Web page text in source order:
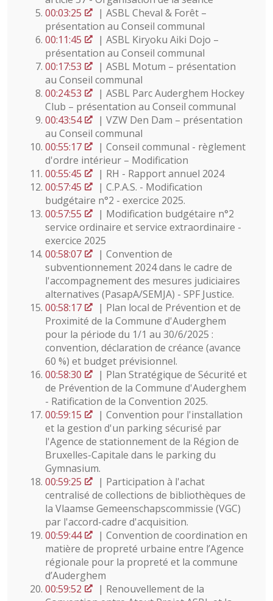
00:03:25
| ASBL Cheval & Forêt –
présentation au Conseil communal
00:11:45
| ASBL Kiryoku Aiki Dojo –
présentation au Conseil communal
00:17:53
| ASBL Motum – présentation
au Conseil communal
00:24:53
| ASBL Parc Auderghem Hockey
Club – présentation au Conseil communal
00:43:54
| VZW Den Dam – présentation
au Conseil communal
00:55:17
| Conseil communal - règlement
d'ordre intérieur – Modification
00:55:45
| RH - Rapport annuel 2024
00:57:45
| C.P.A.S. - Modification
budgétaire n°2 - exercice 2025.
00:57:55
| Modification budgétaire n°2
service ordinaire et service extraordinaire -
exercice 2025
00:58:07
| Convention de
subventionnement 2024 dans le cadre de
l'accompagnement des mesures judiciaires
alternatives (PasapA/SEMJA) - SPF Justice.
00:58:17
| Plan local de Prévention et de
Proximité de la Commune d'Auderghem
pour la période du 1/1 au 30/6/2025 :
convention, déclaration de créance (avance
60 %) et budget prévisionnel.
00:58:30
| Plan Stratégique de Sécurité et
de Prévention de la Commune d'Auderghem
- Ratification de la Convention 2025.
00:59:15
| Convention pour l'installation
et la gestion d'un parking sécurisé par
l'Agence de stationnement de la Région de
Bruxelles-Capitale dans le parking du
Gymnasium.
00:59:25
| Participation à l'achat
centralisé de collections de bibliothèques de
la Vlaamse Gemeenschapscommissie (VGC)
par l'accord-cadre d'acquisition.
00:59:44
| Convention de coordination en
matière de propreté urbaine entre l’Agence
régionale pour la propreté et la commune
d’Auderghem
00:59:52
| Renouvellement de la